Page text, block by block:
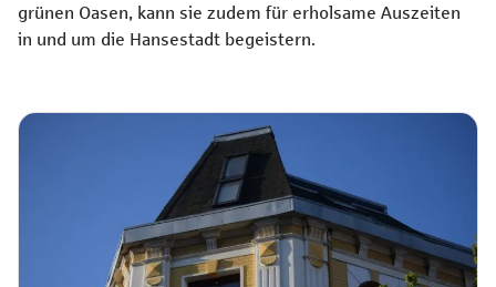
grünen Oasen, kann sie zudem für erholsame Auszeiten
in und um die Hansestadt begeistern.